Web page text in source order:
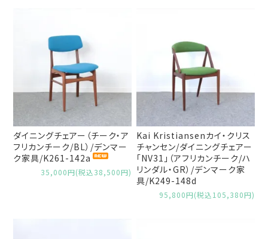
ダイニングチェアー（チーク・ア
フリカンチーク/BL）/デンマー
ク家具/K261-142a
35,000円(税込38,500円)
Kai Kristiansenカイ・クリス
チャンセン/ダイニングチェアー
「NV31」（アフリカンチーク/ハ
リンダル・GR）/デンマーク家
具/K249-148d
95,800円(税込105,380円)